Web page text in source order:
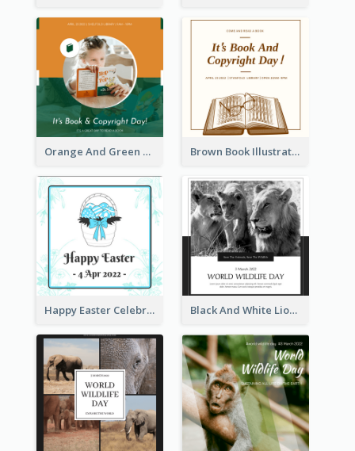
Orange And Green Photo Book And Copyright Day Instagram Post Brown Book Illustration Book And Copyright Day Instagram Post
Happy Easter Celebration Instagram Post Black And White Lion World Wildlife Day Instagram Post